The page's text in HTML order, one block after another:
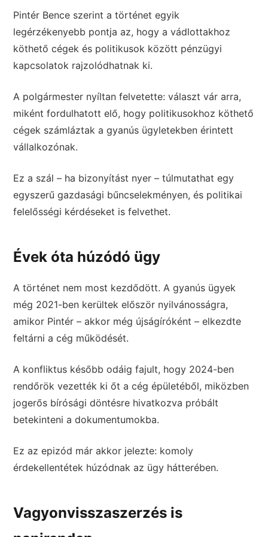
Pintér Bence szerint a történet egyik
legérzékenyebb pontja az, hogy a vádlottakhoz
köthető cégek és politikusok között pénzügyi
kapcsolatok rajzolódhatnak ki.
A polgármester nyíltan felvetette: választ vár arra,
miként fordulhatott elő, hogy politikusokhoz köthető
cégek számláztak a gyanús ügyletekben érintett
vállalkozónak.
Ez a szál – ha bizonyítást nyer – túlmutathat egy
egyszerű gazdasági bűncselekményen, és politikai
felelősségi kérdéseket is felvethet.
Évek óta húzódó ügy
A történet nem most kezdődött. A gyanús ügyek
még 2021-ben kerültek először nyilvánosságra,
amikor Pintér – akkor még újságíróként – elkezdte
feltárni a cég működését.
A konfliktus később odáig fajult, hogy 2024-ben
rendőrök vezették ki őt a cég épületéből, miközben
jogerős bírósági döntésre hivatkozva próbált
betekinteni a dokumentumokba.
Ez az epizód már akkor jelezte: komoly
érdekellentétek húzódnak az ügy hátterében.
Vagyonvisszaszerzés is